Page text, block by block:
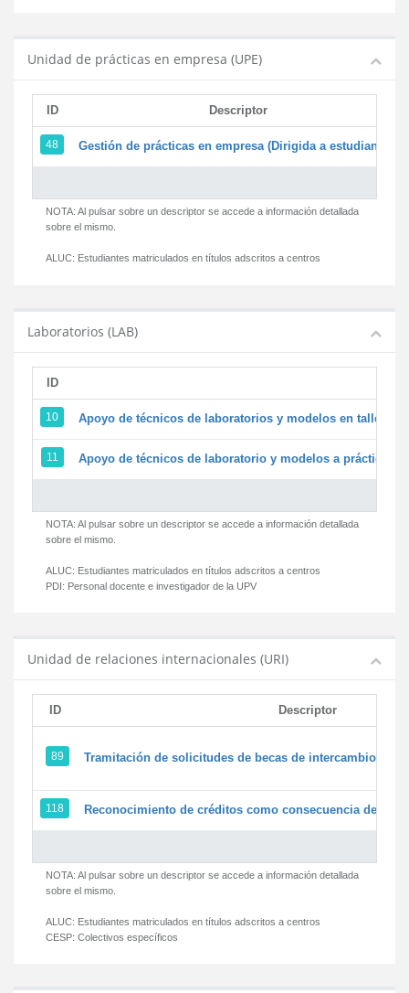
Unidad de prácticas en empresa (UPE)
ID Descriptor
48 Gestión de prácticas en empresa (Dirigida a estudiantes)
NOTA: Al pulsar sobre un descriptor se accede a información detallada
sobre el mismo.
ALUC: Estudiantes matriculados en títulos adscritos a centros
Laboratorios (LAB)
ID
10 Apoyo de técnicos de laboratorios y modelos en
11 Apoyo de técnicos de laboratorio y modelos a prácticas
NOTA: Al pulsar sobre un descriptor se accede a información detallada
sobre el mismo.
ALUC: Estudiantes matriculados en títulos adscritos a centros
PDI: Personal docente e investigador de la UPV
Unidad de relaciones internacionales (URI)
ID Descriptor
89 Tramitación de solicitudes de becas de intercambio
118 Reconocimiento de créditos como consecuencia de un
NOTA: Al pulsar sobre un descriptor se accede a información detallada
sobre el mismo.
ALUC: Estudiantes matriculados en títulos adscritos a centros
CESP: Colectivos específicos